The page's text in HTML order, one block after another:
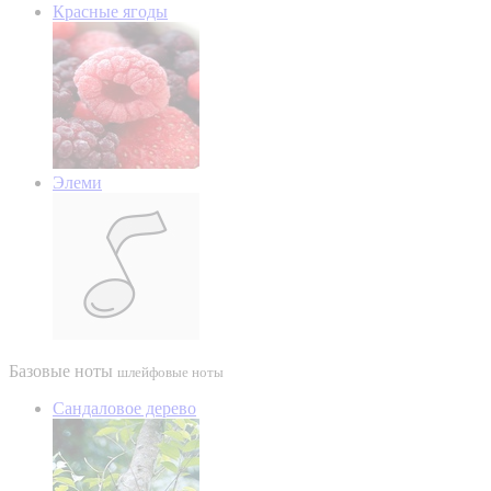
Красные ягоды
Элеми
Базовые ноты шлейфовые ноты
Сандаловое дерево